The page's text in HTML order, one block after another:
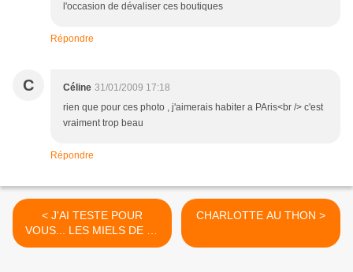
l'occasion de dévaliser ces boutiques
Répondre
C Céline 31/01/2009 17:18
rien que pour ces photo , j'aimerais habiter a PAris<br /> c'est
vraiment trop beau
Répondre
< J'AI TESTE POUR
VOUS... LES MIELS DE LA
MIELLERIE SAINT JOSEPH
CHARLOTTE AU THON >